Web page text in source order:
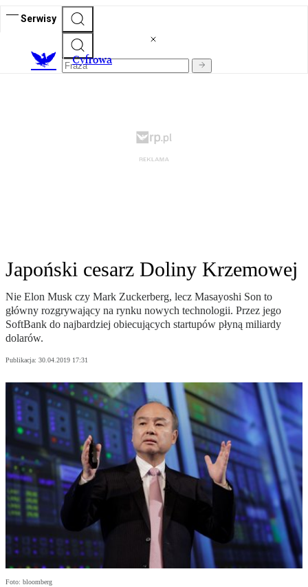
Serwisy
Cyfrowa
Japoński cesarz Doliny Krzemowej
Nie Elon Musk czy Mark Zuckerberg, lecz Masayoshi Son to
główny rozgrywający na rynku nowych technologii. Przez jego
SoftBank do najbardziej obiecujących startupów płyną miliardy
dolarów.
Publikacja: 30.04.2019 17:31
Foto: bloomberg